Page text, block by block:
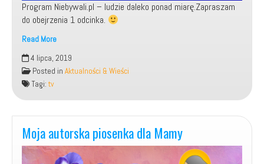
Program Niebywali.pl – ludzie daleko ponad miarę.Zapraszam
do obejrzenia 1 odcinka.
Read More
Ruszył
mój
nowy
program
autorski
Niebywali.pl
4 lipca, 2019
Posted in Aktualności & Wieści
Tagi:tv
Moja autorska piosenka dla Mamy